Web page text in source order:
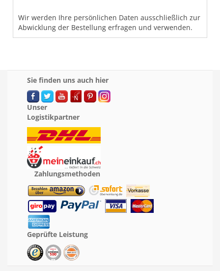
Wir werden Ihre persönlichen Daten ausschließlich zur
Abwicklung der Bestellung erfragen und verwenden.
Sie finden uns auch hier
Unser
Logistikpartner
Zahlungsmethoden
Geprüfte Leistung